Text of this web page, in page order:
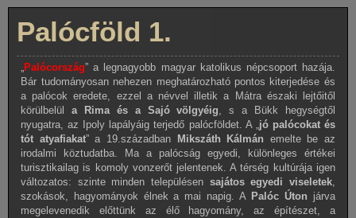
Palócföld 1.
„Palócország” a legnagyobb magyar katolikus népcsoport hazája.
Bár tudományosan nehezen meghatározható pontos kiterjedése és
a palócok eredete, ezzel a névvel illetik a Mátra északi lejtőitől
körülbelül a Rima és a Sajó völgyéig, s a Bükk hegységtől
nyugatra, az Ipoly lapályáig terjedő palócföldet. A „jó palócokat és
tót atyafiakat” a 19.században Mikszáth Kálmán emelte be az
irodalmi köztudatba. Ma a palócság egyedi, különleges értékei
turisztikailag is komoly vonzerőt jelentenek. A térség kultúrája igen
változatos: szinte minden településen sajátos egyedi viseletek,
szokások, hagyományok élnek a mai napig. APalóc Úton járva
megelevenedik előttünk az élő hagyomány, az építészet, a